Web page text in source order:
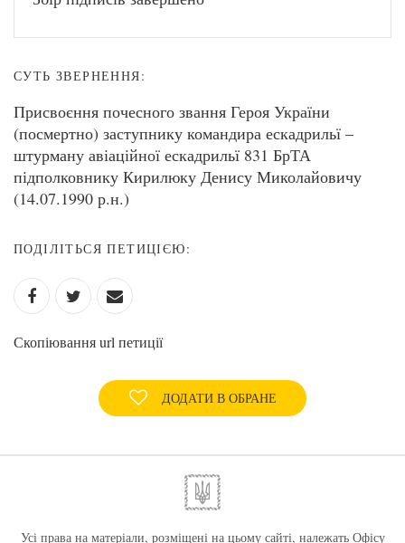
СУТЬ ЗВЕРНЕННЯ:
Присвоєння почесного звання Героя України
(посмертно) заступнику командира ескадрильї –
штурману авіаційної ескадрильї 831 БрТА
підполковнику Кирилюку Денису Миколайовичу
(14.07.1990 р.н.)
ПОДІЛІТЬСЯ ПЕТИЦІЄЮ:
Скопіювання url петиції
ДОДАТИ В ОБРАНЕ
Усі права на матеріали, розміщені на цьому сайті, належать Офісу